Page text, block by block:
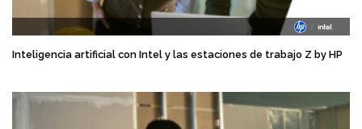
Inteligencia artificial con Intel y las estaciones de trabajo Z by HP